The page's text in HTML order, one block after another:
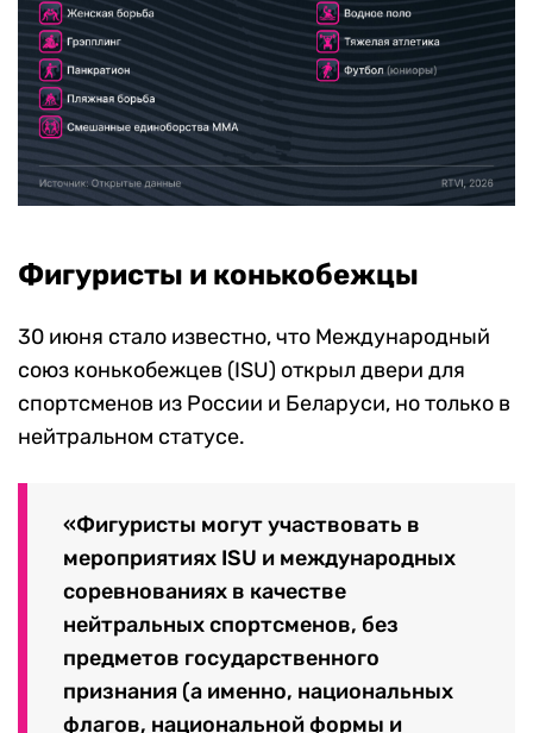
Фигуристы и конькобежцы
30 июня стало известно, что Международный
союз конькобежцев (ISU) открыл двери для
спортсменов из России и Беларуси, но только в
нейтральном статусе.
«Фигуристы могут участвовать в
мероприятиях ISU и международных
соревнованиях в качестве
нейтральных спортсменов, без
предметов государственного
признания (а именно, национальных
флагов, национальной формы и